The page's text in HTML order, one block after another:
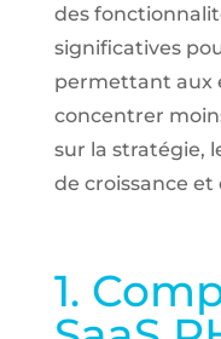
des
significatives
permettant aux
concentrer
sur la stratégie,
de croissance et
1.